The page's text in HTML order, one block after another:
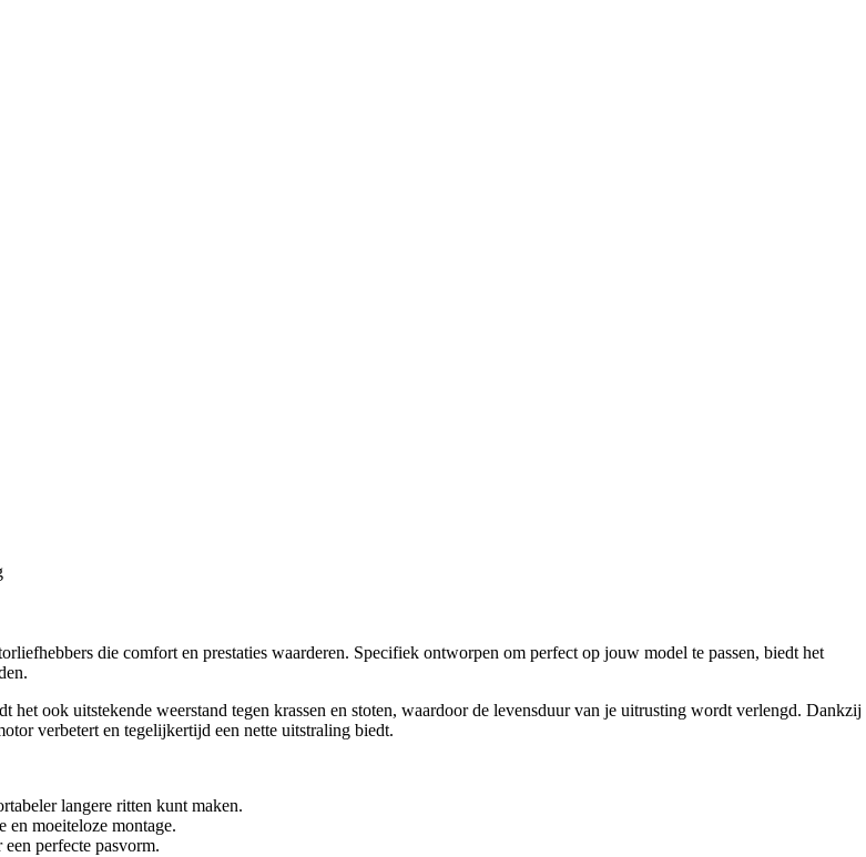
die comfort en prestaties waarderen. Specifiek ontworpen om perfect op jouw model te passen, biedt het
ook uitstekende weerstand tegen krassen en stoten, waardoor de levensduur van je uitrusting wordt verlengd. Dankzij
verbetert en tegelijkertijd een nette uitstraling biedt.
langere ritten kunt maken.
en moeiteloze montage.
perfecte pasvorm.